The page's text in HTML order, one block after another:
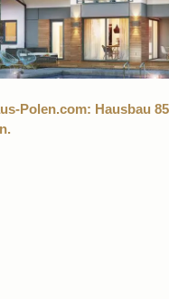
Polen.com: Hausbau